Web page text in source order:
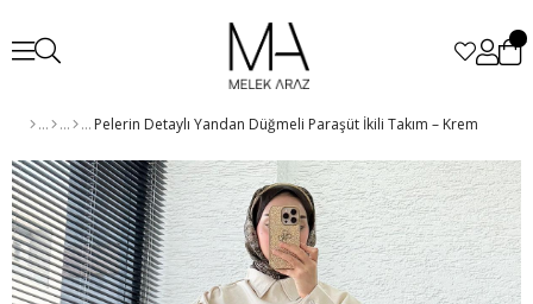
Pelerin Detaylı Yandan Düğmeli Paraşüt İkili Takım – Krem